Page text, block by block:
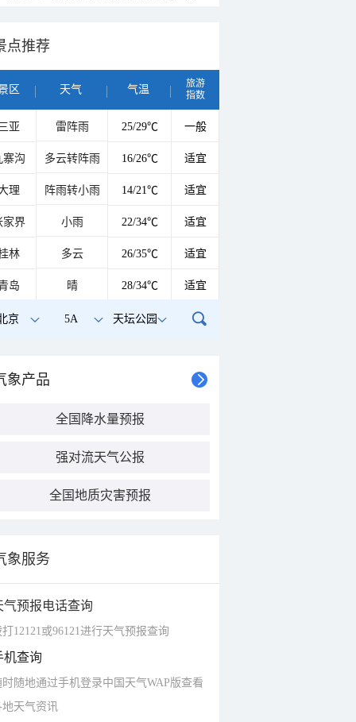
点推荐
区 天气 气温
旅游
指数
亚 雷阵雨 25/29℃ 一般
寨沟 多云转阵雨 16/26℃ 适宜
理 阵雨转小雨 14/21℃ 适宜
家界 小雨 22/34℃ 适宜
林 多云 26/35℃ 适宜
岛 晴 28/34℃ 适宜
京 5A 天坛公园
象产品
全国降水量预报
强对流天气公报
全国地质灾害预报
象服务
气预报电话查询
打12121或96121进行天气预报查询
机查询
时随地通过手机登录中国天气WAP版查看
地天气资讯